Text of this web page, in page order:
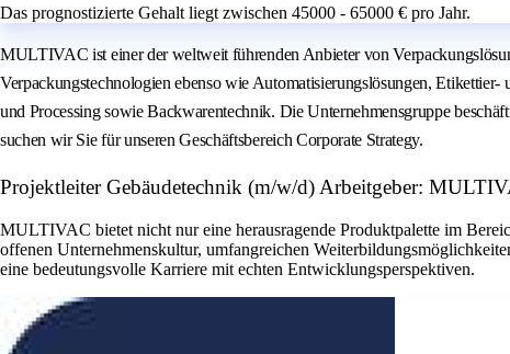
Das prognostizierte Gehalt liegt zwischen 45000 - 65000 € pro Jahr.
MULTIVAC ist einer der weltweit führenden Anbieter von
Verpackungstechnologien ebenso wie Automatisierungslösungen,
und Processing sowie Backwarentechnik. Die Unternehmensgruppe
suchen wir Sie für unseren Geschäftsbereich Corporate Strategy.
Projektleiter Gebäudetechnik (m/w/d) Arbeitgeber:
MULTIVAC bietet nicht nur eine herausragende Produktpalette im
offenen Unternehmenskultur, umfangreichen
eine bedeutungsvolle Karriere mit echten Entwicklungsperspektiven.